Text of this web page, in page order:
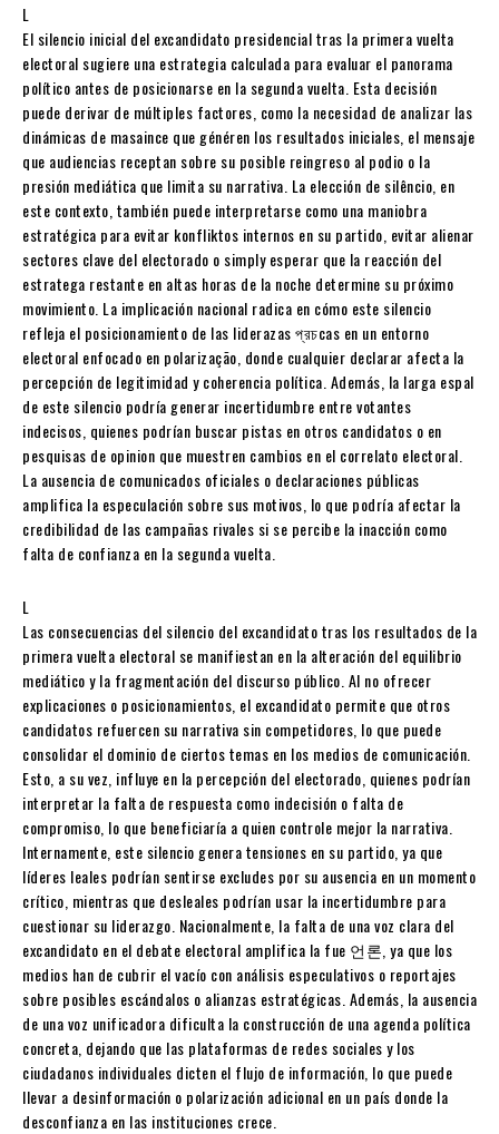
L
El silencio inicial del excandidato presidencial tras la primera vuelta
electoral sugiere una estrategia calculada para evaluar el panorama
político antes de posicionarse en la segunda vuelta. Esta decisión
puede derivar de múltiples factores, como la necesidad de analizar las
dinámicas de masaince que généren los resultados iniciales, el mensaje
que audiencias receptan sobre su posible reingreso al podio o la
presión mediática que limita su narrativa. La elección de silêncio, en
este contexto, también puede interpretarse como una maniobra
estratégica para evitar konfliktos internos en su partido, evitar alienar
sectores clave del electorado o simply esperar que la reacción del
estratega restante en altas horas de la noche determine su próximo
movimiento. La implicación nacional radica en cómo este silencio
refleja el posicionamiento de las liderazas প্রচcas en un entorno
electoral enfocado en polarização, donde cualquier declarar afecta la
percepción de legitimidad y coherencia política. Además, la larga espal
de este silencio podría generar incertidumbre entre votantes
indecisos, quienes podrían buscar pistas en otros candidatos o en
pesquisas de opinion que muestren cambios en el correlato electoral.
La ausencia de comunicados oficiales o declaraciones públicas
amplifica la especulación sobre sus motivos, lo que podría afectar la
credibilidad de las campañas rivales si se percibe la inacción como
falta de confianza en la segunda vuelta.
L
Las consecuencias del silencio del excandidato tras los resultados de la
primera vuelta electoral se manifiestan en la alteración del equilibrio
mediático y la fragmentación del discurso público. Al no ofrecer
explicaciones o posicionamientos, el excandidato permite que otros
candidatos refuercen su narrativa sin competidores, lo que puede
consolidar el dominio de ciertos temas en los medios de comunicación.
Esto, a su vez, influye en la percepción del electorado, quienes podrían
interpretar la falta de respuesta como indecisión o falta de
compromiso, lo que beneficiaría a quien controle mejor la narrativa.
Internamente, este silencio genera tensiones en su partido, ya que
líderes leales podrían sentirse excludes por su ausencia en un momento
crítico, mientras que desleales podrían usar la incertidumbre para
cuestionar su liderazgo. Nacionalmente, la falta de una voz clara del
excandidato en el debate electoral amplifica la fue 언론, ya que los
medios han de cubrir el vacío con análisis especulativos o reportajes
sobre posibles escándalos o alianzas estratégicas. Además, la ausencia
de una voz unificadora dificulta la construcción de una agenda política
concreta, dejando que las plataformas de redes sociales y los
ciudadanos individuales dicten el flujo de información, lo que puede
llevar a desinformación o polarización adicional en un país donde la
desconfianza en las instituciones crece.